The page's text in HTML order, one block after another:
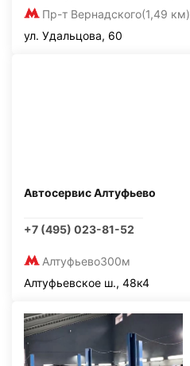
Пр-т Вернадского(1,49 км)
ул. Удальцова, 60
Автосервис Алтуфьево
+7 (495) 023-81-52
Алтуфьево300м
Алтуфьевское ш., 48к4